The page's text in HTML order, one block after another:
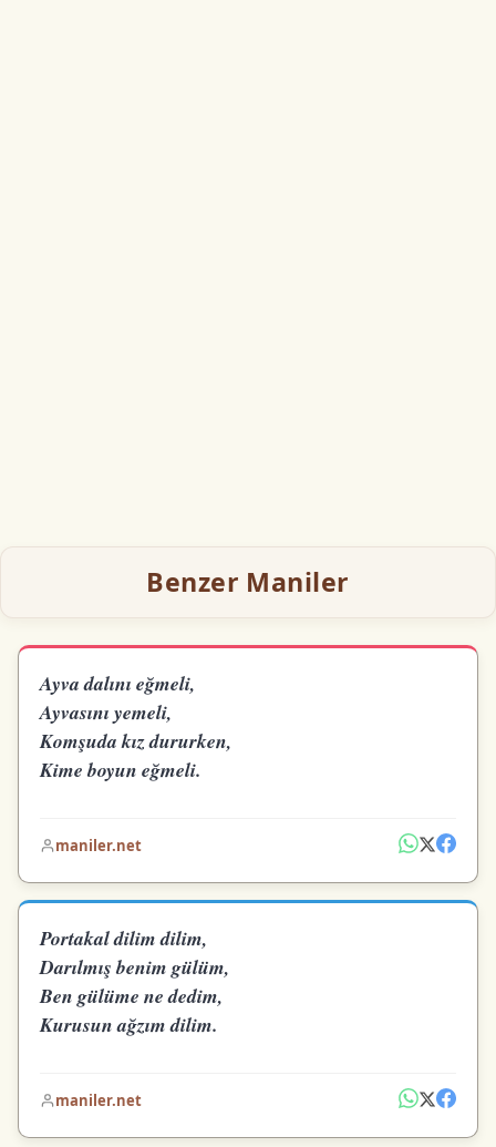
Benzer Maniler
Ayva dalını eğmeli,
Ayvasını yemeli,
Komşuda kız dururken,
Kime boyun eğmeli.
maniler.net
Portakal dilim dilim,
Darılmış benim gülüm,
Ben gülüme ne dedim,
Kurusun ağzım dilim.
maniler.net